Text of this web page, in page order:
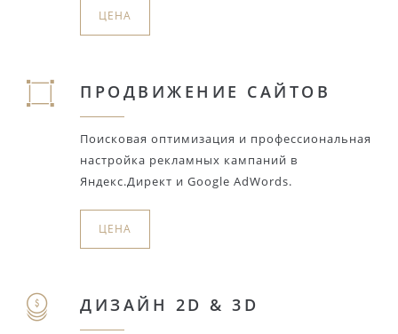
ЦЕНА
ПРОДВИЖЕНИЕ САЙТОВ
Поисковая оптимизация и профессиональная
настройка рекламных кампаний в
Яндекс.Директ и Google AdWords.
ЦЕНА
ДИЗАЙН 2D & 3D